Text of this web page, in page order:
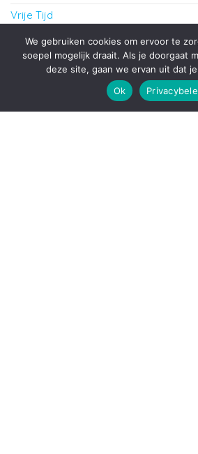
Vrije Tijd
Wonen
Ondersteund doorWordPress |
We gebruiken cookies om ervoor te
soepel mogelijk draait. Als je doorgaat
deze site, gaan we ervan uit dat
Ok